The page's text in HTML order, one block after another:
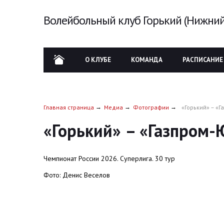
Волейбольный клуб Горький
О КЛУБЕ КОМАНДА
Главная страница Медиа Фотографии «Горький» –
«Горький» –
Чемпионат России 2026. Суперлига. 30 тур
Фото: Денис Веселов